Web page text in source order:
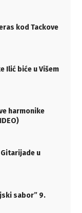
kod Tackove
Ilić biće u Višem
harmonike
u
sabor” 9.